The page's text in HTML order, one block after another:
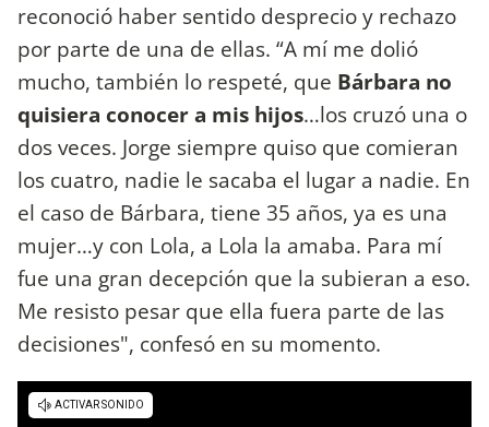
reconoció haber sentido desprecio y rechazo
por parte de una de ellas. “A mí me dolió
mucho, también lo respeté, que Bárbara no
quisiera conocer a mis hijos…los cruzó una o
dos veces. Jorge siempre quiso que comieran
los cuatro, nadie le sacaba el lugar a nadie. En
el caso de Bárbara, tiene 35 años, ya es una
mujer…y con Lola, a Lola la amaba. Para mí
fue una gran decepción que la subieran a eso.
Me resisto pesar que ella fuera parte de las
decisiones", confesó en su momento.